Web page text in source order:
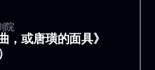
院
，或唐璜的面具》